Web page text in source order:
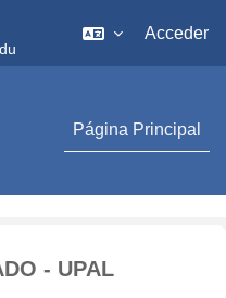
Acceder
Página Principal
- UPAL